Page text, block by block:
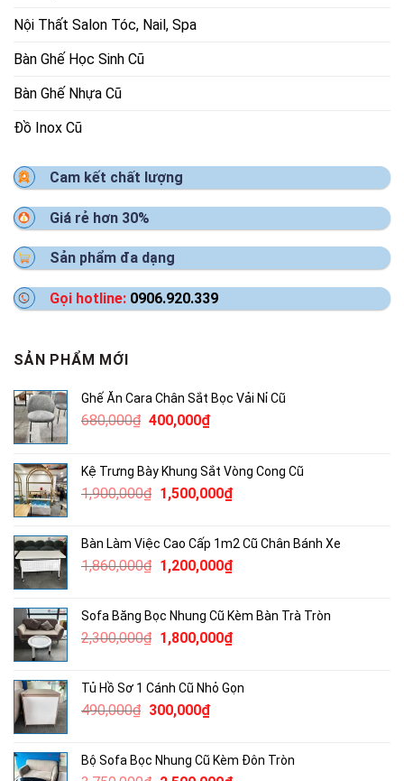
Nội Thất Salon Tóc, Nail, Spa
Bàn Ghế Học Sinh Cũ
Bàn Ghế Nhựa Cũ
Đồ Inox Cũ
Cam kết chất lượng
Giá rẻ hơn 30%
Sản phẩm đa dạng
Gọi hotline: 0906.920.339
SẢN PHẨM MỚI
Ghế Ăn Cara Chân Sắt Bọc Vải Nỉ Cũ
680,000₫ Giá
680,000₫.
400,000₫Giá
là:
400,000₫.
Kệ Trưng Bày Khung Sắt Vòng Cong Cũ
1,900,000₫ Giá
1,900,000₫.
1,500,000₫Giá
là:
1,500,000₫.
Bàn Làm Việc Cao Cấp 1m2 Cũ Chân Bánh Xe
1,860,000₫ Giá
1,860,000₫.
1,200,000₫Giá
là:
1,200,000₫.
Sofa Băng Bọc Nhung Cũ Kèm Bàn Trà Tròn
2,300,000₫ Giá
2,300,000₫.
1,800,000₫Giá
là:
Tủ Hồ Sơ 1 Cánh Cũ Nhỏ Gọn
490,000₫ Giá
490,000₫.
300,000₫Giá
là:
Bộ Sofa Bọc Nhung Cũ Kèm Đôn Tròn